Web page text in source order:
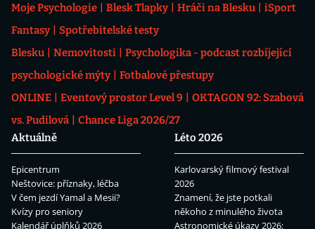
Moje Psychologie Blesk Tlapky Hráči na Blesku
iSport
Fantasy
Spotřebitelské testy
Blesku
Nemovitosti
Psychologika - podcast rozbíjející
psychologické mýty
Fotbalové přestupy
ONLINE
Eventový prostor Level 9
OKTAGON 92: Szabová
vs. Pudilová
Chance Liga 2026/27
Aktuálně
Epicentrum
Neštovice: příznaky, léčba
V čem jezdí Yamal a Mesii?
Kvízy pro seniory
Kalendář úplňků 2026
Léto 2026
Karlovarský filmový festival
2026
Znamení, že jste potkali
někoho z minulého života
Astronomické úkazy 2026: